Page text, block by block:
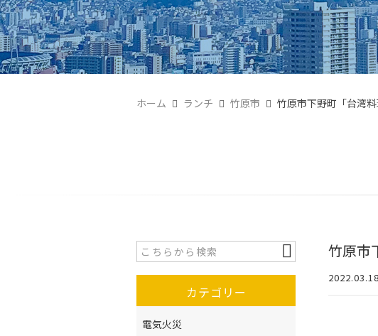
ホーム ランチ 竹原市 竹原市下野町「台湾
竹原市
2022.03.18
カテゴリー
電気火災